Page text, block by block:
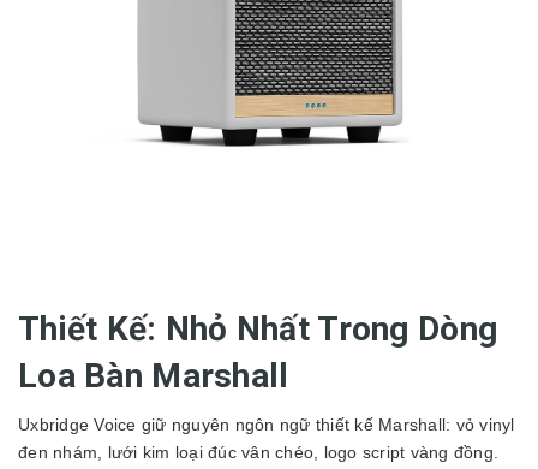
Thiết Kế: Nhỏ Nhất Trong Dòng
Loa Bàn Marshall
Uxbridge Voice giữ nguyên ngôn ngữ thiết kế Marshall: vỏ vinyl
đen nhám, lưới kim loại đúc vân chéo, logo script vàng đồng.